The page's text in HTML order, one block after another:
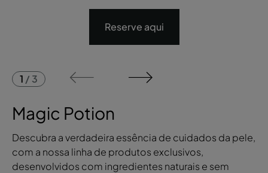
Reserve aqui
Magic Potion
Descubra a verdadeira essência de cuidados da pele,
com a nossa linha de produtos exclusivos,
desenvolvidos com ingredientes naturais e sem
1 / 3